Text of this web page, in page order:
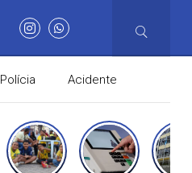
Polícia Acidente